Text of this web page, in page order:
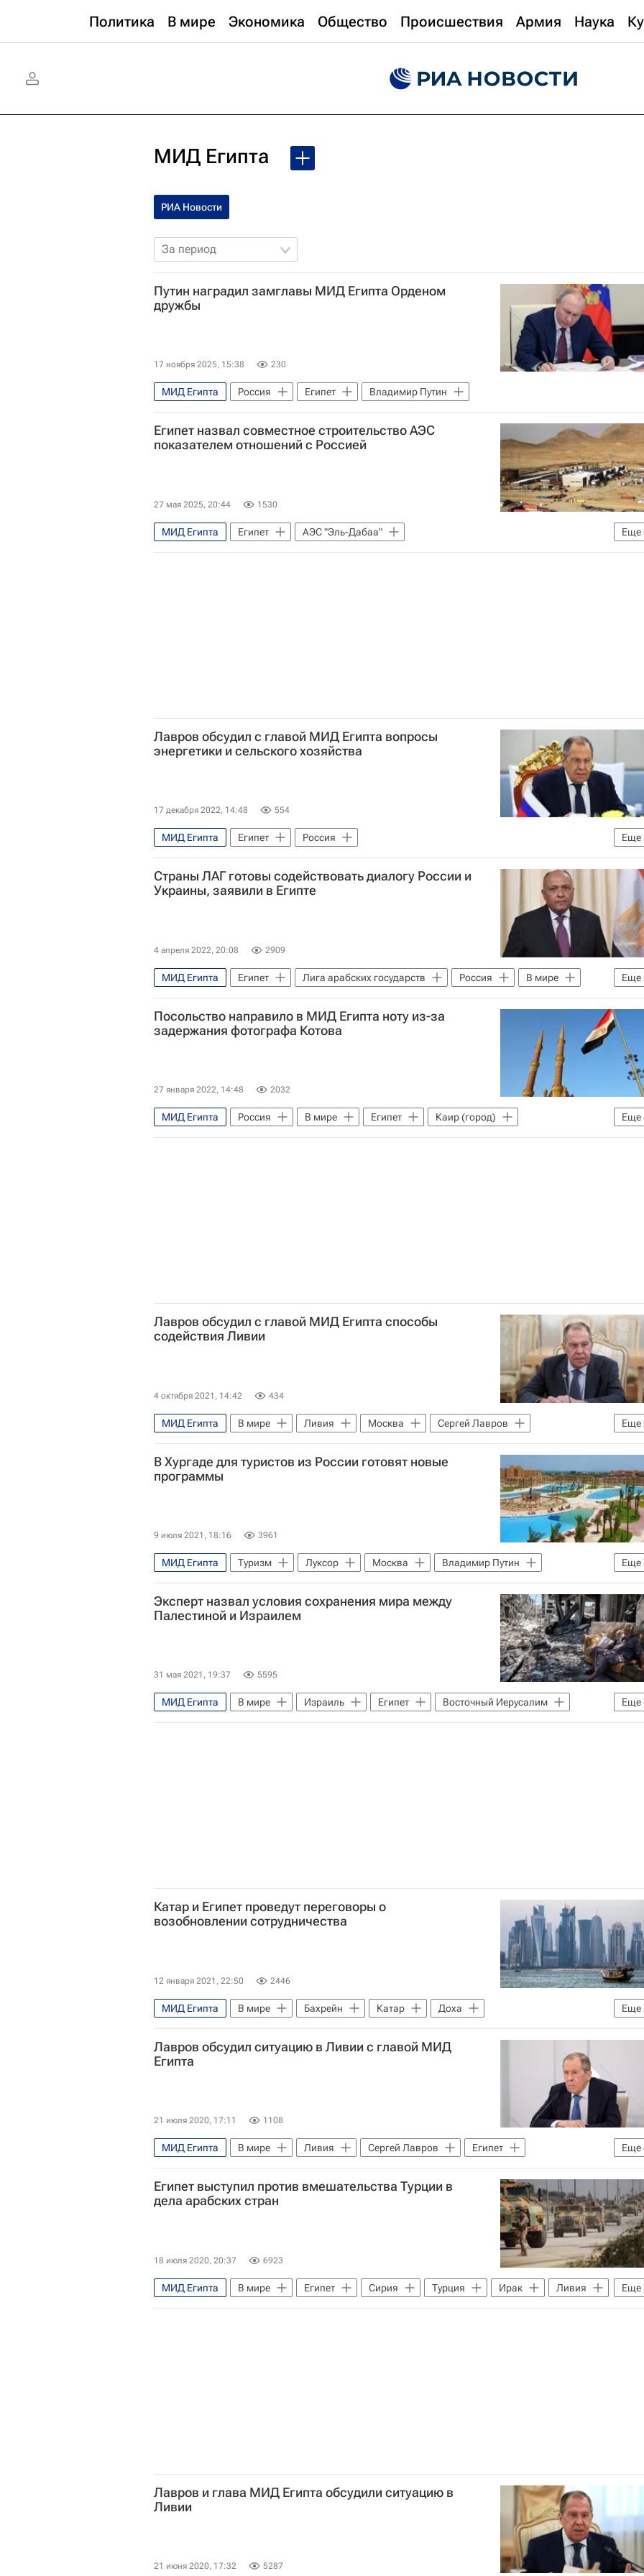
Политика В мире Экономика Общество Происшествия Армия Наука
МИД Египта
РИА Новости
За период
Путин наградил замглавы МИД Египта Орденом
дружбы
17 ноября 2025, 15:38 230
МИД Египта Россия Египет Владимир Путин
Египет назвал совместное строительство АЭС
показателем отношений с Россией
27 мая 2025, 20:44 1530
Еще
МИД Египта Египет
АЭС "Эль-Дабаа"
Государственная корпорация по атомной энергии "Росатом"
Россия В мире
Лавров обсудил с главой МИД Египта вопросы
энергетики и сельского хозяйства
17 декабря 2022, 14:48 554
Еще
МИД Египта Египет
Россия
Министерство иностранных дел Российской Федерации (МИД РФ)
Сергей Лавров
Страны ЛАГ готовы содействовать диалогу России и
Украины, заявили в Египте
4 апреля 2022, 20:08 2909
Еще
МИД Египта Египет Лига арабских государств Россия
В мире
Украина
Самех Шукри
Посольство направило в МИД Египта ноту из-за
задержания фотографа Котова
27 января 2022, 14:48 2032
Еще
МИД Египта Россия В мире Египет
Каир (город)
Новости - Туризм
туристы Туризм Туризм
Лавров обсудил с главой МИД Египта способы
содействия Ливии
4 октября 2021, 14:42 434
Еще
МИД Египта В мире Ливия Москва
Сергей Лавров
Самех Шукри
Россия
В Хургаде для туристов из России готовят новые
программы
9 июля 2021, 18:16 3961
Еще
МИД Египта Туризм Луксор Москва
Владимир Путин
Хургада
Новости - Туризм туристы Туризм
куда поехать
Отдых на море
куда можно лететь
Эксперт назвал условия сохранения мира между
Палестиной и Израилем
31 мая 2021, 19:37 5595
Еще
МИД Египта В мире Израиль Египет
Восточный Иерусалим
Палестина
Набиль Фахми
Катар и Египет проведут переговоры о
возобновлении сотрудничества
12 января 2021, 22:50 2446
Еще
МИД Египта В мире Бахрейн Катар
Доха
Саудовская Аравия
Лавров обсудил ситуацию в Ливии с главой МИД
Египта
21 июля 2020, 17:11 1108
Еще
МИД Египта В мире Ливия Сергей Лавров
Египет
Совет Безопасности ООН
Самех Шукри
Халифа Хафтар
Северная Африка
Египет выступил против вмешательства Турции в
дела арабских стран
18 июля 2020, 20:37 6923
Еще
МИД Египта В мире Египет Сирия Турция Ирак
Ливия
Абдель Фаттах ас-Сиси
Халифа Хафтар
Лавров и глава МИД Египта обсудили ситуацию в
Ливии
21 июня 2020, 17:32 5287